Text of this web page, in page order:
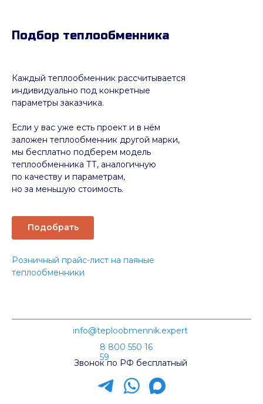
Подбор теплообменника
Подобрать
Каждый теплообменник рассчитывается
индивидуально под конкретные
параметры заказчика.
Если у вас уже есть проект и в нём
заложен теплообменник другой марки,
мы бесплатно подберем модель
теплообменника ТТ, аналогичную
по качеству и параметрам,
но за меньшую стоимость.
Розничный прайс-лист на паяные
теплообменники
Звонок по РФ бесплатный
8 800 550 16
59
info@teploobmennik.expert